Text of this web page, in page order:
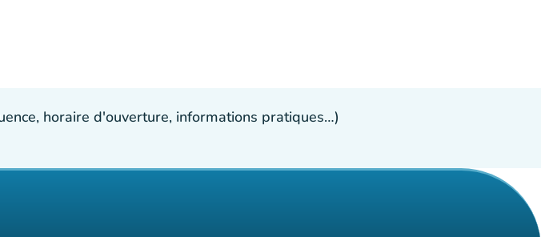
horaire d'ouverture, informations pratiques…)